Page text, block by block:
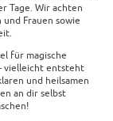
Tage. Wir achten
Frauen sowie
für magische
vielleicht entsteht
und heilsamen
an dir selbst